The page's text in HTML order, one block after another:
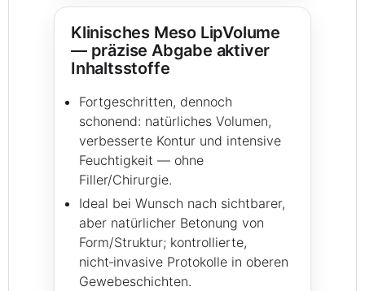
Klinisches Meso LipVolume
— präzise Abgabe aktiver
Inhaltsstoffe
Fortgeschritten, dennoch
schonend: natürliches Volumen,
verbesserte Kontur und intensive
Feuchtigkeit — ohne
Filler/Chirurgie.
Ideal bei Wunsch nach sichtbarer,
aber natürlicher Betonung von
Form/Struktur; kontrollierte,
nicht‑invasive Protokolle in oberen
Gewebeschichten.